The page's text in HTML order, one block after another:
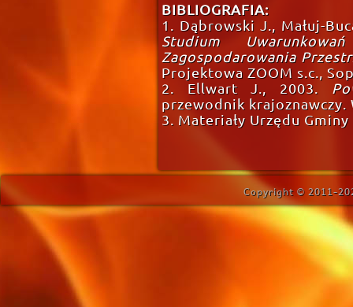
BIBLIOGRAFIA:
1. Dąbrowski J., Małuj-
Studium
Zagospodarowania
Projektowa ZOOM s.c.,
2. Ellwart J., 2003.
przewodnik krajoznawczy.
3. Materiały Urzędu
Copyright © 2011-